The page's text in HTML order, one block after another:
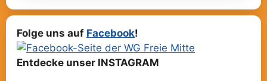
Folge uns auf Facebook!
Entdecke unser INSTAGRAM